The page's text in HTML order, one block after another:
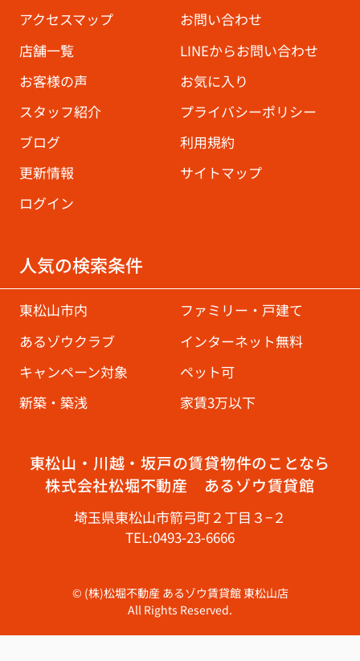
アクセスマップ
お問い合わせ
店舗一覧
LINEからお問い合わせ
お客様の声
お気に入り
スタッフ紹介
プライバシーポリシー
ブログ
利用規約
更新情報
サイトマップ
ログイン
人気の検索条件
東松山市内
ファミリー・戸建て
あるゾウクラブ
インターネット無料
キャンペーン対象
ペット可
新築・築浅
家賃3万以下
東松山・川越・坂戸の賃貸物件のことなら
株式会社松堀不動産 あるゾウ賃貸館
埼玉県東松山市箭弓町２丁目３−２
TEL:0493-23-6666
© (株)松堀不動産 あるゾウ賃貸館 東松山店
All Rights Reserved.